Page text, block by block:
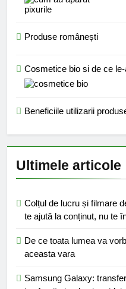
Produse românești
Cosmetice bio si de ce
Beneficiile utilizarii
Ultimele articole
Colțul de lucru și filmare
te ajută la conținut, nu te
De ce toata lumea va
aceasta vara
Samsung Galaxy: